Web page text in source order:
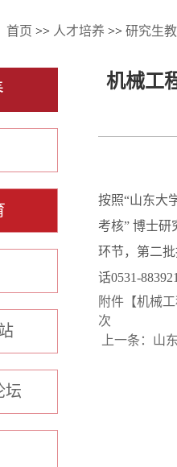
首页 >> 人才培养 >> 研究生
坛
机械工
按照“山东大
考核” 博士研
环节，第二
话0531-
附件【机械
次
上一条： 山